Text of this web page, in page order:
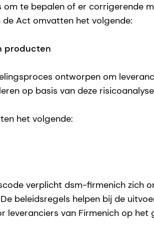
te bepalen of er corrigerende
Act omvatten het volgende:
producten
ontworpen om
op basis van deze
het volgende:
verplicht dsm-firmenich zich
beleidsregels helpen bij de
van Firmenich op het